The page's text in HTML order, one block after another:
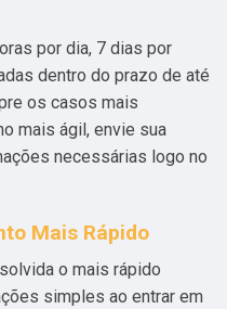
por dia, 7 dias por
dentro do prazo de até
os casos mais
mais ágil, envie sua
necessárias logo no
Mais Rápido
o mais rápido
simples ao entrar em